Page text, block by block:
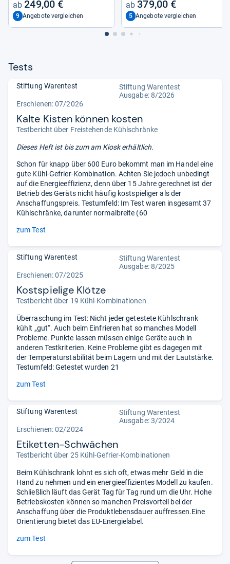
249,00 €
9 Angebote vergleichen
379,00 €
5 Angebote vergleichen
Tests
Stiftung Warentest
Stiftung Warentest
Ausgabe: 8/2026
Erschienen:07/2026
Kalte Kisten können kosten
Testbericht über Freistehende Kühlschränke
Dieses Heft ist bis zumam Kiosk erhältlich.
Schon für knapp über 600 Euro bekommt man im Handel eine
gute Kühl-Gefrier-Kombination. Achten Sie jedoch unbedingt
auf die Energieeffizienz, denn über 15 Jahre gerechnet ist der
Betrieb des Geräts nicht häufig kostspieliger als der
Anschaffungspreis. Testumfeld: Im Test waren insgesamt 37
Kühlschränke, darunter normalbreite (60
zum Test
Stiftung Warentest
Stiftung Warentest
Ausgabe: 8/2025
Erschienen: 07/2025
Kostspielige Klötze
Testbericht über 19 Kühl-Kombinationen
Überraschung im Test: Nicht jeder getestete Kühlschrank
kühlt „gut“. Auch beim Einfrieren hat so manches Modell
Probleme. Punkte lassen müssen einige Geräte auch in
anderen Testkriterien. Keine Probleme gibt es dagegen mit
der Temperaturstabilität beim Lagern und mit der Lautstärke.
Testumfeld: Getestet wurden 21
zum Test
Stiftung Warentest
Stiftung Warentest
Ausgabe: 3/2024
Erschienen: 02/2024
Etiketten-Schwächen
Testbericht über 25 Kühl-Gefrier-Kombinationen
Beim Kühlschrank lohnt es sich oft, etwas mehr Geld in die
Hand zu nehmen und ein energieeffizientes Modell zu kaufen.
Schließlich läuft das Gerät Tag für Tag rund um die Uhr. Hohe
Betriebskosten können so manchen Preisvorteil bei der
Anschaffung über die Produktlebensdauer auffressen.Eine
Orientierung bietet das EU-Energielabel.
zum Test